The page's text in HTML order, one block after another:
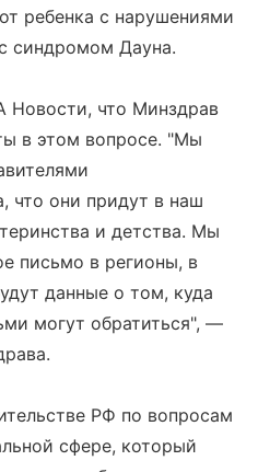
ребенка с нарушениями
синдромом Дауна.
Новости, что Минздрав
в этом вопросе. "Мы
что они придут в наш
и детства. Мы
письмо в регионы, в
данные о том, куда
могут обратиться", —
РФ по вопросам
сфере, который